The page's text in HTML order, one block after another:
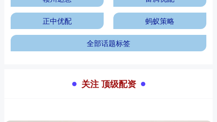
正中优配 蚂蚁策略
全部话题标签
关注 顶级配资